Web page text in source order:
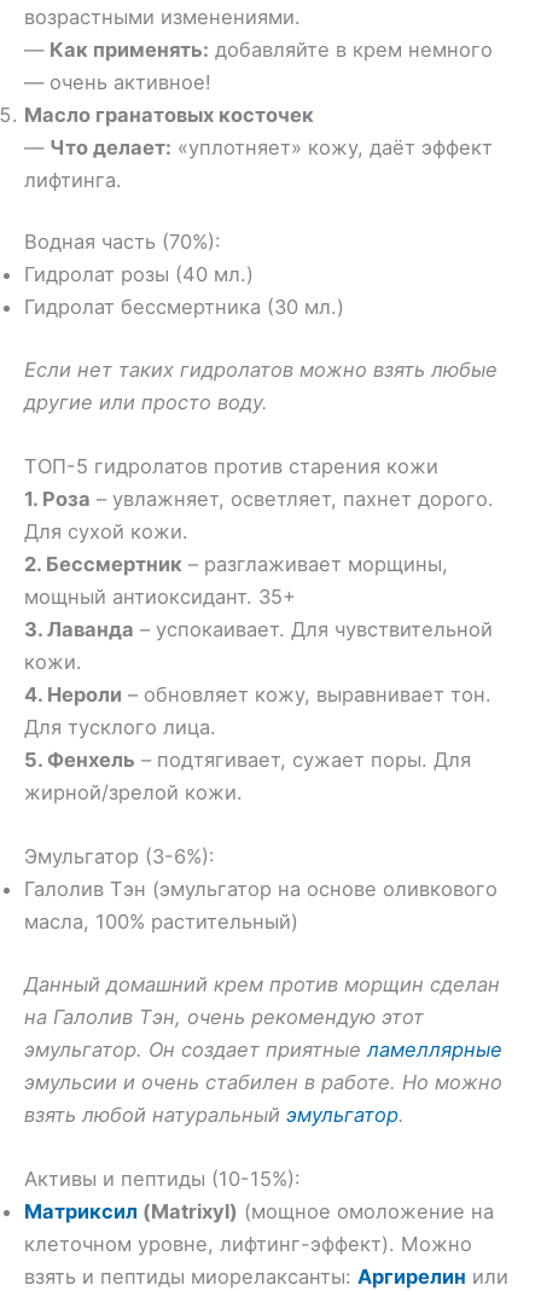
возрастными изменениями.
— Как применять: добавляйте в крем немного
— очень активное!
Масло гранатовых косточек
— Что делает: «уплотняет» кожу, даёт эффект
лифтинга.
Водная часть (70%):
Гидролат розы (40 мл.)
Гидролат бессмертника (30 мл.)
Если нет таких гидролатов можно взять любые
другие или просто воду.
ТОП-5 гидролатов против старения кожи
1. Роза – увлажняет, осветляет, пахнет дорого.
Для сухой кожи.
2. Бессмертник – разглаживает морщины,
мощный антиоксидант. 35+
3. Лаванда – успокаивает. Для чувствительной
кожи.
4. Нероли – обновляет кожу, выравнивает тон.
Для тусклого лица.
5. Фенхель – подтягивает, сужает поры. Для
жирной/зрелой кожи.
Эмульгатор (3-6%):
Галолив Тэн (эмульгатор на основе оливкового
масла, 100% растительный)
Данный домашний крем против морщин сделан
на Галолив Тэн, очень рекомендую этот
эмульгатор. Он создает приятныеламеллярные
эмульсии и очень стабилен в работе. Но можно
взять любой натуральный эмульгатор.
Активы и пептиды (10-15%):
Матриксил (Matrixyl) (мощное омоложение на
клеточном уровне, лифтинг-эффект). Можно
взять и пептиды миорелаксанты: Аргирелин или